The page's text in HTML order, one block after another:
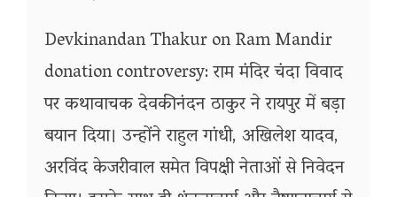
Devkinandan Thakur on Ram Mandir
donation controversy: राम मंदिर चंदा विवाद
पर कथावाचक देवकीनंदन ठाकुर ने रायपुर में बड़ा
बयान दिया। उन्होंने राहुल गांधी, अखिलेश यादव,
अरविंद केजरीवाल समेत विपक्षी नेताओं से निवेदन